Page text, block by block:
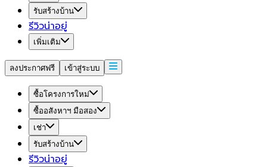
รับสร้างบ้าน
รีวิวน่าอยู่
เพิ่มเติม
ลงประกาศฟรี เข้าสู่ระบบ
ซื้อโครงการใหม่
ซื้ออสังหาฯ มือสอง
เช่า
รับสร้างบ้าน
รีวิวน่าอยู่